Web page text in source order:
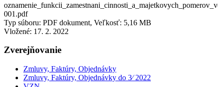
001.pdf
Typ súboru: PDF dokument, Veľkosť: 5,16 MB
Vložené: 17. 2. 2022
Zverejňovanie
Zmluvy, Faktúry, Objednávky
Zmluvy, Faktúry, Objednávky do 3⁄ 2022